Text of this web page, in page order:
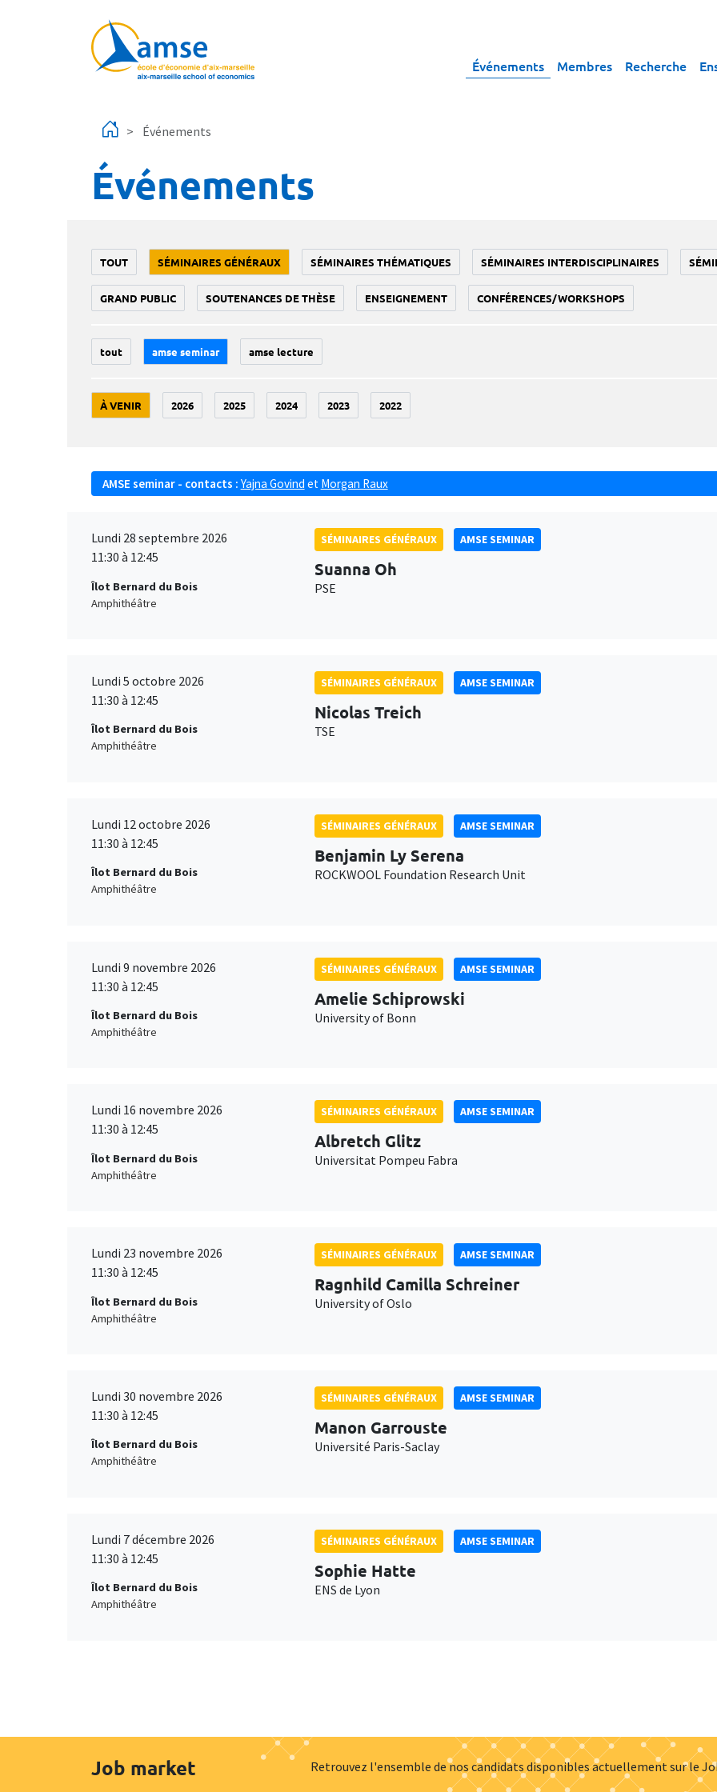
Événements Membres Recherche
Événements
Événements
TOUT SÉMINAIRES GÉNÉRAUX SÉMINAIRES THÉMATIQUES SÉMINAIRES INTERDISCIPLINAIRES
GRAND PUBLIC SOUTENANCES DE THÈSE ENSEIGNEMENT CONFÉRENCES/WORKSHOPS
tout amse seminar amse lecture
À VENIR 2026 2025 2024 2023 2022
AMSE seminar - contacts : Yajna Govind et Morgan Raux
Lundi 28 septembre 2026
11:30 à 12:45
Îlot Bernard du Bois
Amphithéâtre
SÉMINAIRES GÉNÉRAUX AMSE SEMINAR
Suanna Oh
PSE
Lundi 5 octobre 2026
11:30 à 12:45
Îlot Bernard du Bois
Amphithéâtre
SÉMINAIRES GÉNÉRAUX AMSE SEMINAR
Nicolas Treich
TSE
Lundi 12 octobre 2026
11:30 à 12:45
Îlot Bernard du Bois
Amphithéâtre
SÉMINAIRES GÉNÉRAUX AMSE SEMINAR
Benjamin Ly Serena
ROCKWOOL Foundation Research Unit
Lundi 9 novembre 2026
11:30 à 12:45
Îlot Bernard du Bois
Amphithéâtre
SÉMINAIRES GÉNÉRAUX AMSE SEMINAR
Amelie Schiprowski
University of Bonn
Lundi 16 novembre 2026
11:30 à 12:45
Îlot Bernard du Bois
Amphithéâtre
SÉMINAIRES GÉNÉRAUX AMSE SEMINAR
Albretch Glitz
Universitat Pompeu Fabra
Lundi 23 novembre 2026
11:30 à 12:45
Îlot Bernard du Bois
Amphithéâtre
SÉMINAIRES GÉNÉRAUX AMSE SEMINAR
Ragnhild Camilla Schreiner
University of Oslo
Lundi 30 novembre 2026
11:30 à 12:45
Îlot Bernard du Bois
Amphithéâtre
SÉMINAIRES GÉNÉRAUX AMSE SEMINAR
Manon Garrouste
Université Paris-Saclay
Lundi 7 décembre 2026
11:30 à 12:45
Îlot Bernard du Bois
Amphithéâtre
SÉMINAIRES GÉNÉRAUX AMSE SEMINAR
Sophie Hatte
ENS de Lyon
Job market Retrouvez l'ensemble de nos candidats disponibles actuellement sur le